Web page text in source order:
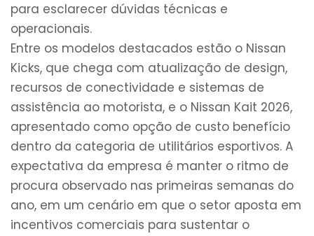
para esclarecer dúvidas técnicas e
operacionais.
Entre os modelos destacados estão o Nissan
Kicks, que chega com atualização de design,
recursos de conectividade e sistemas de
assistência ao motorista, e o Nissan Kait 2026,
apresentado como opção de custo benefício
dentro da categoria de utilitários esportivos. A
expectativa da empresa é manter o ritmo de
procura observado nas primeiras semanas do
ano, em um cenário em que o setor aposta em
incentivos comerciais para sustentar o